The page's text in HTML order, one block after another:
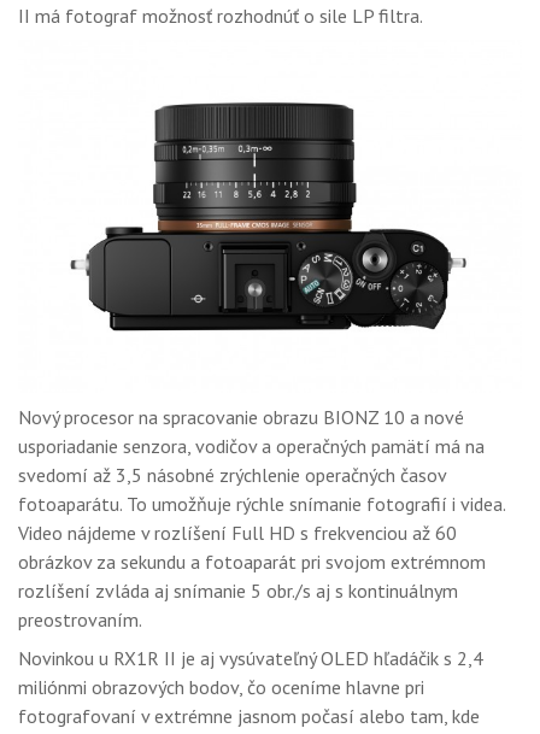
II má fotograf možnosť rozhodnúť o sile LP filtra.
Nový procesor na spracovanie obrazu BIONZ 10 a nové
usporiadanie senzora, vodičov a operačných pamätí má na
svedomí až 3,5 násobné zrýchlenie operačných časov
fotoaparátu. To umožňuje rýchle snímanie fotografií i videa.
Video nájdeme v rozlíšení Full HD s frekvenciou až 60
obrázkov za sekundu a fotoaparát pri svojom extrémnom
rozlíšení zvláda aj snímanie 5 obr./s aj s kontinuálnym
preostrovaním.
Novinkou u RX1R II je aj vysúvateľný OLED hľadáčik s 2,4
miliónmi obrazových bodov, čo oceníme hlavne pri
fotografovaní v extrémne jasnom počasí alebo tam, kde